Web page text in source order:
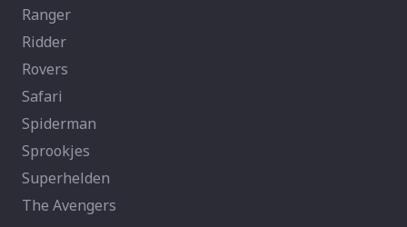
Ranger
Ridder
Rovers
Safari
Spiderman
Sprookjes
Superhelden
The Avengers